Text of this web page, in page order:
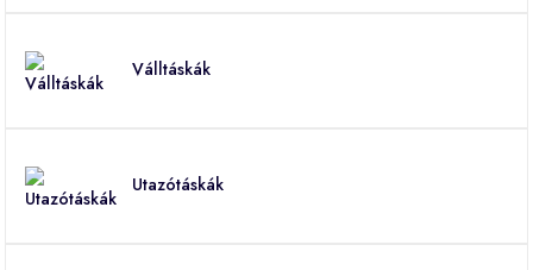
Válltáskák
Utazótáskák